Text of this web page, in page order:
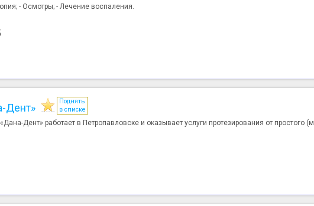
- Осмотры; - Лечение воспаления.
Дент»
Поднять
в списке
Дент» работает в Петропавловске и оказывает услуги протезирования от простого